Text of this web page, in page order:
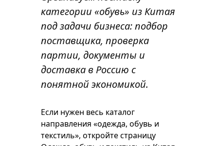
категории «обувь» из Китая
под задачи бизнеса: подбор
поставщика, проверка
партии, документы и
доставка в Россию с
понятной экономикой.
Если нужен весь каталог
направления «одежда, обувь и
текстиль», откройте страницу